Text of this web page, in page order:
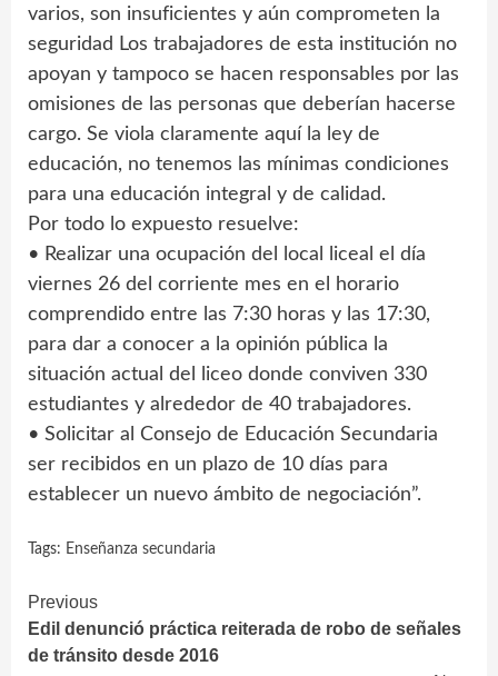
varios, son insuficientes y aún comprometen la
seguridad Los trabajadores de esta institución no
apoyan y tampoco se hacen responsables por las
omisiones de las personas que deberían hacerse
cargo. Se viola claramente aquí la ley de
educación, no tenemos las mínimas condiciones
para una educación integral y de calidad.
Por todo lo expuesto resuelve:
• Realizar una ocupación del local liceal el día
viernes 26 del corriente mes en el horario
comprendido entre las 7:30 horas y las 17:30,
para dar a conocer a la opinión pública la
situación actual del liceo donde conviven 330
estudiantes y alrededor de 40 trabajadores.
• Solicitar al Consejo de Educación Secundaria
ser recibidos en un plazo de 10 días para
establecer un nuevo ámbito de negociación”.
Tags: Enseñanza secundaria
Continue
Reading
Previous
Edil denunció práctica reiterada de robo de señales
de tránsito desde 2016